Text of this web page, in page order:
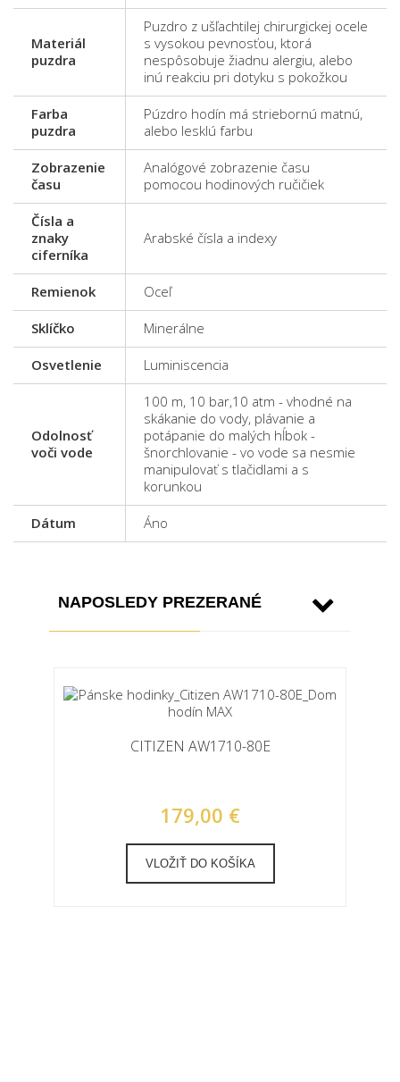
Materiál
puzdra
Puzdro z ušľachtilej chirurgickej ocele
s vysokou pevnosťou, ktorá
nespôsobuje žiadnu alergiu, alebo
inú reakciu pri dotyku s pokožkou
Farba
puzdra
Púzdro hodín má striebornú matnú,
alebo lesklú farbu
Zobrazenie
času
Analógové zobrazenie času
pomocou hodinových ručičiek
Čísla a
znaky
ciferníka
Arabské čísla a indexy
Remienok Oceľ
Sklíčko Minerálne
Osvetlenie Luminiscencia
Odolnosť
voči vode
100 m, 10 bar,10 atm - vhodné na
skákanie do vody, plávanie a
potápanie do malých hĺbok -
šnorchlovanie - vo vode sa nesmie
manipulovať s tlačidlami a s
korunkou
Dátum Áno
NAPOSLEDY PREZERANÉ
CITIZEN AW1710-80E
179,00 €
VLOŽIŤ DO KOŠÍKA